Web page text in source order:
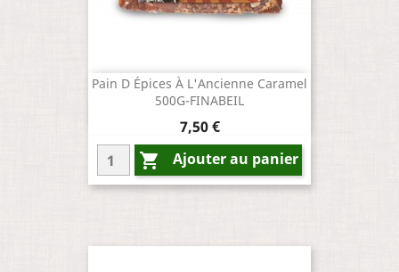
Pain D Épices À L'Ancienne Caramel
500G-FINABEIL
Prix
7,50 €
 Ajouter au panier